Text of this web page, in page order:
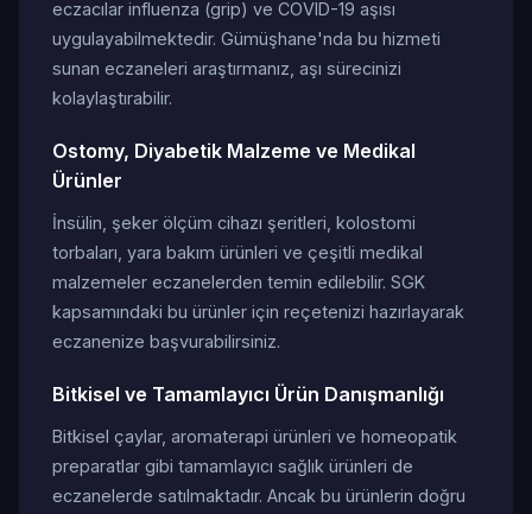
eczacılar influenza (grip) ve COVID-19 aşısı
uygulayabilmektedir. Gümüşhane'nda bu hizmeti
sunan eczaneleri araştırmanız, aşı sürecinizi
kolaylaştırabilir.
Ostomy, Diyabetik Malzeme ve Medikal
Ürünler
İnsülin, şeker ölçüm cihazı şeritleri, kolostomi
torbaları, yara bakım ürünleri ve çeşitli medikal
malzemeler eczanelerden temin edilebilir. SGK
kapsamındaki bu ürünler için reçetenizi hazırlayarak
eczanenize başvurabilirsiniz.
Bitkisel ve Tamamlayıcı Ürün Danışmanlığı
Bitkisel çaylar, aromaterapi ürünleri ve homeopatik
preparatlar gibi tamamlayıcı sağlık ürünleri de
eczanelerde satılmaktadır. Ancak bu ürünlerin doğru